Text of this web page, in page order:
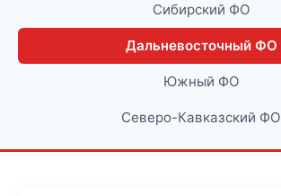
Сибирский ФО
Дальневосточный ФО
Южный ФО
Северо-Кавказский ФО